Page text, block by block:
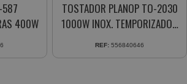
587
400W
TOSTADOR PLANOP TO-2030
1000W INOX. TEMPORIZADOR
6 POSICIONES DE TUESTE
REF: 556840646